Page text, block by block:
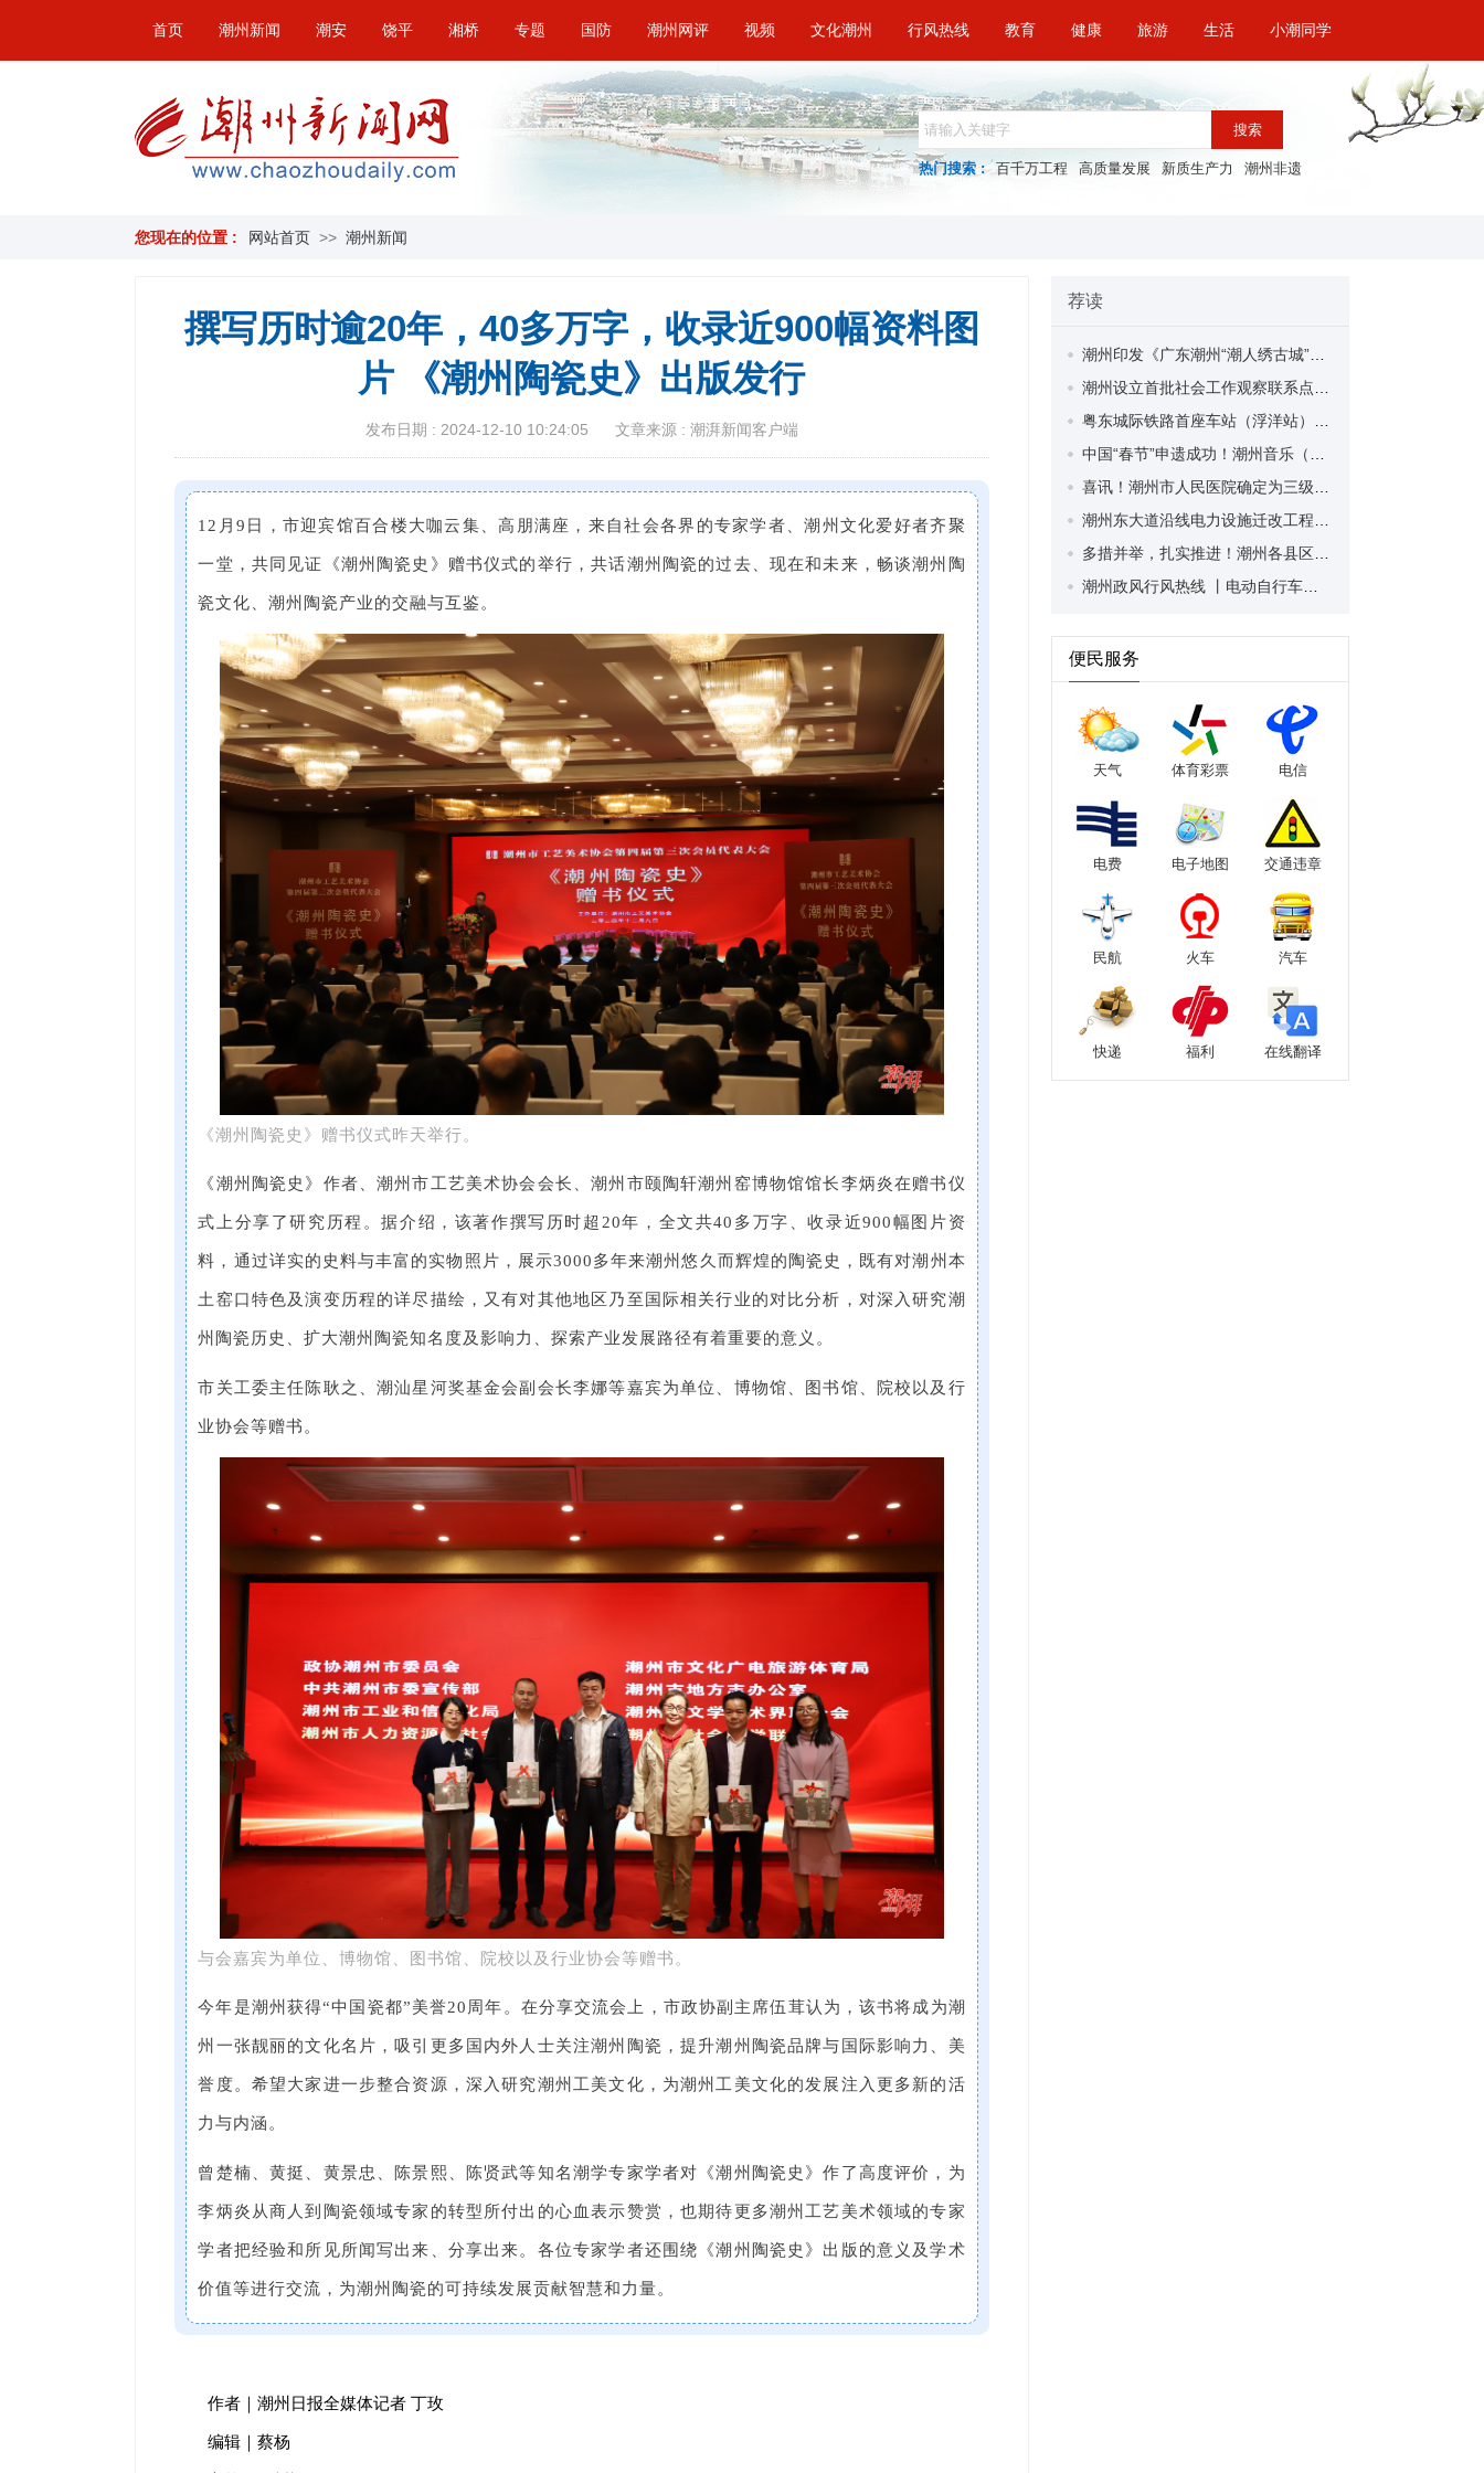
首页 潮州新闻 潮安 饶平 湘桥 专题 国防 潮州网评 视频 文化潮州 行风热线 教育 健康 旅游 生活 小潮同学
搜索
热门搜索 : 百千万工程 高质量发展 新质生产力 潮州非遗
您现在的位置 : 网站首页 >> 潮州新闻
撰写历时逾20年，40多万字，收录近900幅资料图
片 《潮州陶瓷史》出版发行
发布日期 : 2024-12-10 10:24:05 文章来源 : 潮湃新闻客户端
12月9日，市迎宾馆百合楼大咖云集、高朋满座，来自社会各界的专家学者、潮州文化爱好者齐聚
一堂，共同见证《潮州陶瓷史》赠书仪式的举行，共话潮州陶瓷的过去、现在和未来，畅谈潮州陶
瓷文化、潮州陶瓷产业的交融与互鉴。
《潮州陶瓷史》赠书仪式昨天举行。
《潮州陶瓷史》作者、潮州市工艺美术协会会长、潮州市颐陶轩潮州窑博物馆馆长李炳炎在赠书仪
式上分享了研究历程。据介绍，该著作撰写历时超20年，全文共40多万字、收录近900幅图片资
料，通过详实的史料与丰富的实物照片，展示3000多年来潮州悠久而辉煌的陶瓷史，既有对潮州本
土窑口特色及演变历程的详尽描绘，又有对其他地区乃至国际相关行业的对比分析，对深入研究潮
州陶瓷历史、扩大潮州陶瓷知名度及影响力、探索产业发展路径有着重要的意义。
市关工委主任陈耿之、潮汕星河奖基金会副会长李娜等嘉宾为单位、博物馆、图书馆、院校以及行
业协会等赠书。
与会嘉宾为单位、博物馆、图书馆、院校以及行业协会等赠书。
今年是潮州获得“中国瓷都”美誉20周年。在分享交流会上，市政协副主席伍茸认为，该书将成为潮
州一张靓丽的文化名片，吸引更多国内外人士关注潮州陶瓷，提升潮州陶瓷品牌与国际影响力、美
誉度。希望大家进一步整合资源，深入研究潮州工美文化，为潮州工美文化的发展注入更多新的活
力与内涵。
曾楚楠、黄挺、黄景忠、陈景熙、陈贤武等知名潮学专家学者对《潮州陶瓷史》作了高度评价，为
李炳炎从商人到陶瓷领域专家的转型所付出的心血表示赞赏，也期待更多潮州工艺美术领域的专家
学者把经验和所见所闻写出来、分享出来。各位专家学者还围绕《潮州陶瓷史》出版的意义及学术
价值等进行交流，为潮州陶瓷的可持续发展贡献智慧和力量。
作者｜潮州日报全媒体记者 丁玫
编辑｜蔡杨
荐读
便民服务
天气 体育彩票 电信
电费 电子地图 交通违章
民航 火车 汽车
快递 福利 在线翻译